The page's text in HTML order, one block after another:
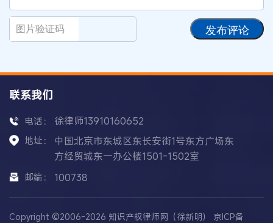
发布评论
联系我们
电话： 徐律师13910160652
地址：
中国北京市东城区东长安街1号东方广场东
方经贸城东一办公楼1501-1502室
邮编： 100738
Copyright ©2006-2026 知识产权律师网（徐新明） 京ICP备